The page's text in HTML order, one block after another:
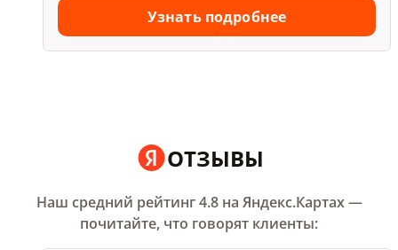
4.8 Заправка кондиционера,
Шиномонтаж
ПУЛКОВСКОЕ Ш., Д. 43/1
Узнать подробнее
ОТЗЫВЫ
Наш средний рейтинг 4.8 на Яндекс.Картах —
почитайте, что говорят клиенты: